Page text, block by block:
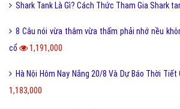
Shark Tank Là Gì? Cách Thức Tham Gia Shark
8 Câu nói vừa thâm vừa thấm phải nhớ nều
cổ
1,191,000
Hà Nội Hôm Nay Nắng 20/8 Và Dự Báo Thời Tiết
1,183,000